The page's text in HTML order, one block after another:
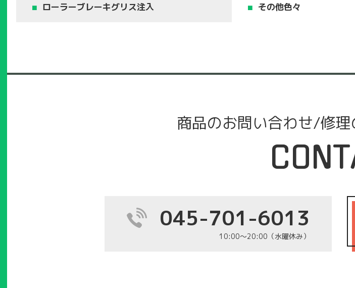
ローラーブレーキグリス注入 その他色々
商品のお問い合わせ/修
045-701-6013
10:00～20:00（水曜休み）